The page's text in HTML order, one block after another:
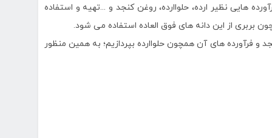
هایی نظیر ارده، حلواارده، روغن کنجد و ...تهیه و استفاده
بربری از این دانه های فوق العاده استفاده می شود.
و فرآورده های آن همچون حلواارده بپردازیم؛ به همین منظور